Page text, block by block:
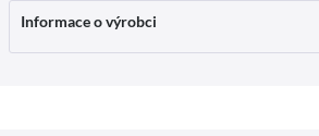
Informace o výrobci